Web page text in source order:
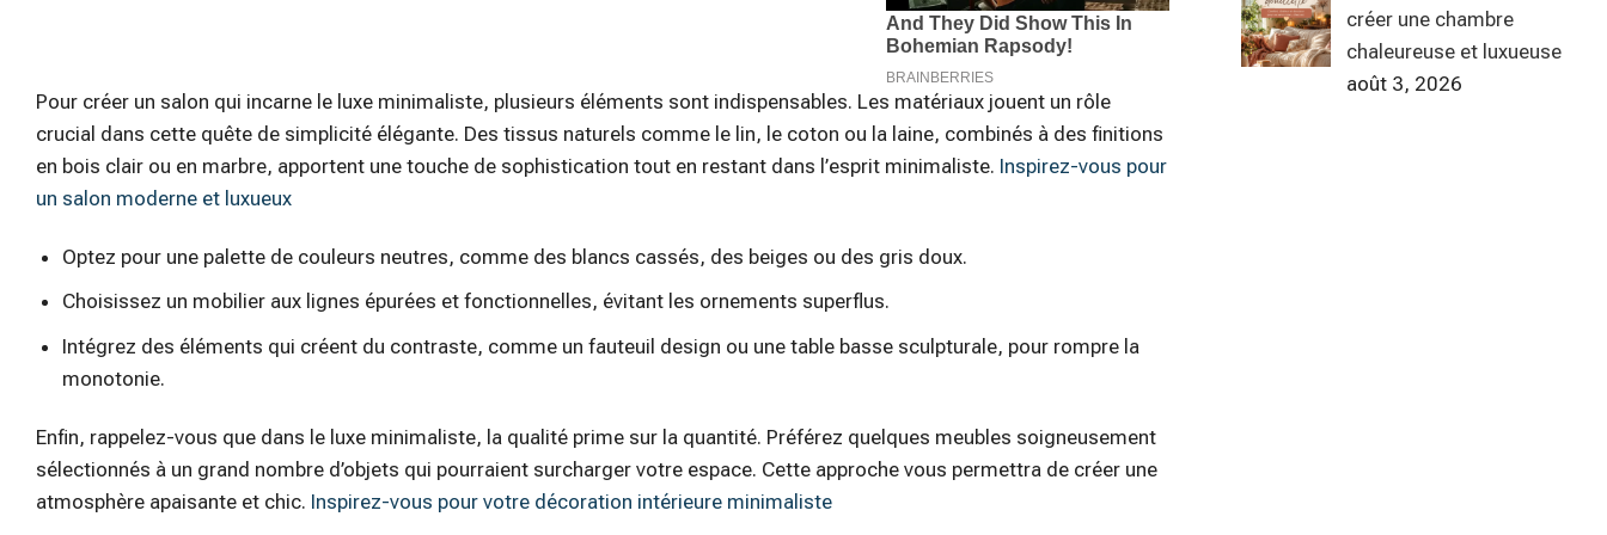
Pour créer un salon qui incarne le luxe minimaliste, plusieurs éléments sont indispensables. Les matériaux jouent un rôle
crucial dans cette quête de simplicité élégante. Des tissus naturels comme le lin, le coton ou la laine, combinés à des finitions
en bois clair ou en marbre, apportent une touche de sophistication tout en restant dans l’esprit minimaliste. Inspirez-vous pour
un salon moderne et luxueux
Optez pour une palette de couleurs neutres, comme des blancs cassés, des beiges ou des gris doux.
Choisissez un mobilier aux lignes épurées et fonctionnelles, évitant les ornements superflus.
Intégrez des éléments qui créent du contraste, comme un fauteuil design ou une table basse sculpturale, pour rompre la
monotonie.
Enfin, rappelez-vous que dans le luxe minimaliste, la qualité prime sur la quantité. Préférez quelques meubles soigneusement
sélectionnés à un grand nombre d’objets qui pourraient surcharger votre espace. Cette approche vous permettra de créer une
atmosphère apaisante et chic. Inspirez-vous pour votre décoration intérieure minimaliste
créer une chambre
chaleureuse et luxueuse
août 3, 2026